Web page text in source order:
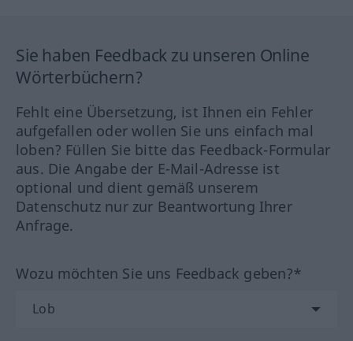
Sie haben Feedback zu unseren Online
Wörterbüchern?
Fehlt eine Übersetzung, ist Ihnen ein Fehler
aufgefallen oder wollen Sie uns einfach mal
loben? Füllen Sie bitte das Feedback-Formular
aus. Die Angabe der E-Mail-Adresse ist
optional und dient gemäß unserem
Datenschutz nur zur Beantwortung Ihrer
Anfrage.
Wozu möchten Sie uns Feedback geben?*